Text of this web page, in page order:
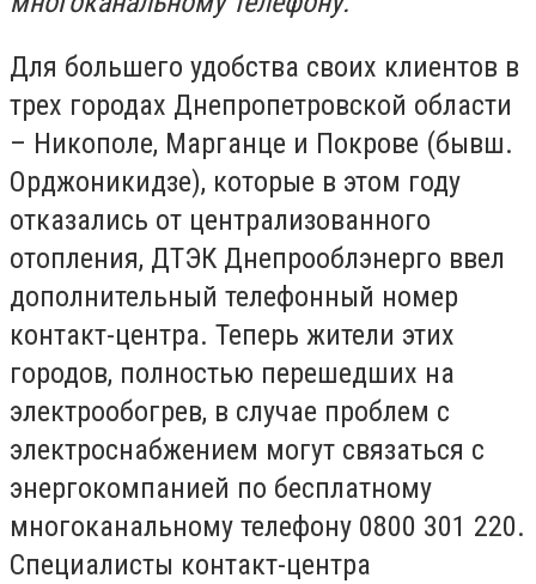
Для большего удобства своих клиентов в
трех городах Днепропетровской области
– Никополе, Марганце и Покрове (бывш.
Орджоникидзе), которые в этом году
отказались от централизованного
отопления, ДТЭК Днепрооблэнерго ввел
дополнительный телефонный номер
контакт-центра. Теперь жители этих
городов, полностью перешедших на
электрообогрев, в случае проблем с
электроснабжением могут связаться с
энергокомпанией по бесплатному
многоканальному телефону 0800 301 220.
Специалисты контакт-центра